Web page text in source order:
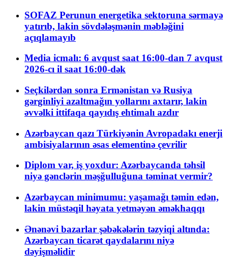
SOFAZ Perunun energetika sektoruna sərmayə
yatırıb, lakin sövdələşmənin məbləğini
açıqlamayıb
Media icmalı: 6 avqust saat 16:00-dan 7 avqust
2026-cı il saat 16:00-dək
Seçkilərdən sonra Ermənistan və Rusiya
gərginliyi azaltmağın yollarını axtarır, lakin
əvvəlki ittifaqa qayıdış ehtimalı azdır
Azərbaycan qazı Türkiyənin Avropadakı enerji
ambisiyalarının əsas elementinə çevrilir
Diplom var, iş yoxdur: Azərbaycanda təhsil
niyə gənclərin məşğulluğuna təminat vermir?
Azərbaycan minimumu: yaşamağı təmin edən,
lakin müstəqil həyata yetməyən əməkhaqqı
Ənənəvi bazarlar şəbəkələrin təzyiqi altında:
Azərbaycan ticarət qaydalarını niyə
dəyişməlidir